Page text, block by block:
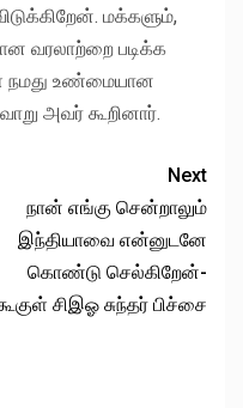
மக்களும்,
வரலாற்றை படிக்க
நமது உண்மையான
அவர் கூறினார்.
Next
நான் எங்கு சென்றாலும்
இந்தியாவை என்னுடனே
கொண்டு செல்கிறேன்-
சிஇஓ சுந்தர் பிச்சை